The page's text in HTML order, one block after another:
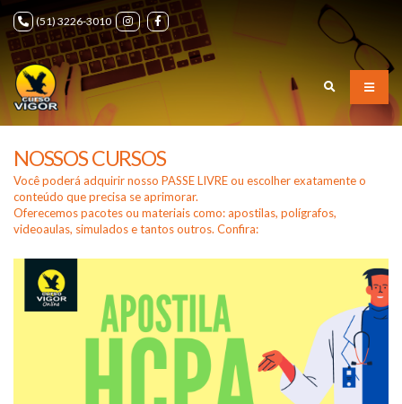
(51) 3226-3010
NOSSOS CURSOS
Você poderá adquirir nosso PASSE LIVRE ou escolher exatamente o
conteúdo que precisa se aprimorar.
Oferecemos pacotes ou materiais como: apostilas, polígrafos,
videoaulas, simulados e tantos outros. Confira: